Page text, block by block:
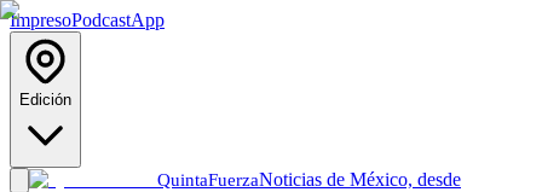
ImpresoPodcastApp
Edición
QuintaFuerzaNoticias de México, desde